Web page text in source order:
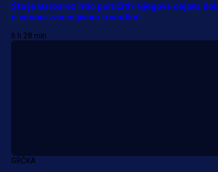
Šta je Barbarez htio poručiti? Njegova objava
u veoma zanimljivom trenutku!
6 h 28 min
GRČKA